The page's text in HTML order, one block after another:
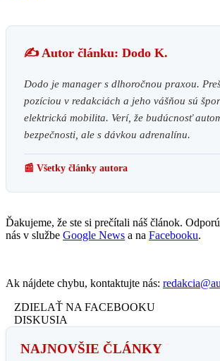
✍️ Autor článku: Dodo K.
Dodo je manager s dlhoročnou praxou.
pozíciou v redakciách a jeho vášňou sú
elektrická mobilita. Verí, že budúcnosť
bezpečnosti, ale s dávkou adrenalínu.
📰 Všetky články autora
Ďakujeme, že ste si prečítali náš článok.
nás v službe Google News a na Facebooku.
Ak nájdete chybu, kontaktujte nás:
ZDIELAŤ NA FACEBOOKU
DISKUSIA
NAJNOVŠIE ČLÁNKY